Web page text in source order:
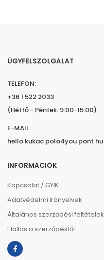
ÜGYFÉLSZOLGÁLAT
TELEFON:
+36 1 522 2033
(Hétfő - Péntek: 9:00-15:00)
E-MAIL:
hello kukac polo4you pont hu
INFORMÁCIÓK
Kapcsolat / GYIK
Adatvédelmi Irányelvek
Általános szerződési feltételek
Elállás a szerződéstől